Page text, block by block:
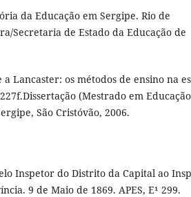
da Educação em Sergipe. Rio de
Secretaria de Estado da Educação de
a Lancaster: os métodos de ensino na
(Mestrado em
São Cristóvão, 2006.
Inspetor do Distrito da Capital ao
9 de Maio de 1869. APES, E¹ 299.